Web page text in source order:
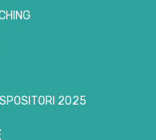
2025